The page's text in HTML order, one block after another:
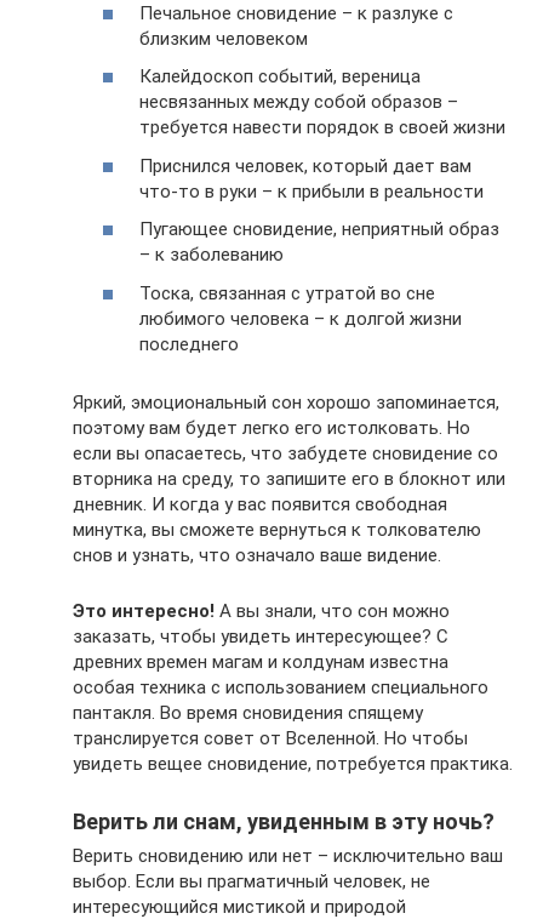
Печальное сновидение – к разлуке с
близким человеком
Калейдоскоп событий, вереница
несвязанных между собой образов –
требуется навести порядок в своей жизни
Приснился человек, который дает вам
что-то в руки – к прибыли в реальности
Пугающее сновидение, неприятный образ
– к заболеванию
Тоска, связанная с утратой во сне
любимого человека – к долгой жизни
последнего
Яркий, эмоциональный сон хорошо запоминается,
поэтому вам будет легко его истолковать. Но
если вы опасаетесь, что забудете сновидение со
вторника на среду, то запишите его в блокнот или
дневник. И когда у вас появится свободная
минутка, вы сможете вернуться к толкователю
снов и узнать, что означало ваше видение.
Это интересно! А вы знали, что сон можно
заказать, чтобы увидеть интересующее? С
древних времен магам и колдунам известна
особая техника с использованием специального
пантакля. Во время сновидения спящему
транслируется совет от Вселенной. Но чтобы
увидеть вещее сновидение, потребуется практика.
Верить ли снам, увиденным в эту ночь?
Верить сновидению или нет – исключительно ваш
выбор. Если вы прагматичный человек, не
интересующийся мистикой и природой